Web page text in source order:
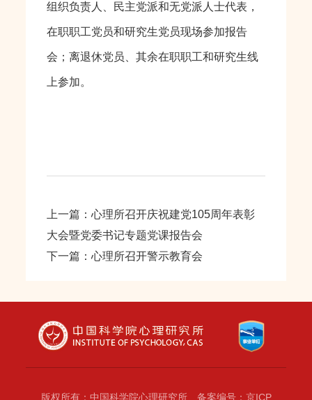
组织负责人、民主党派和无党派人士代表，
在职职工党员和研究生党员现场参加报告
会；离退休党员、其余在职职工和研究生线
上参加。
上一篇：心理所召开庆祝建党105周年表彰
大会暨党委书记专题党课报告会
下一篇：心理所召开警示教育会
版权所有：中国科学院心理研究所 备案编号：京ICP